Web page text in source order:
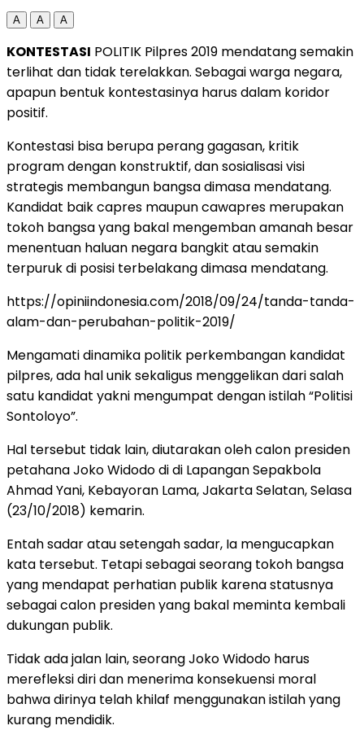
A A A
KONTESTASI POLITIK Pilpres 2019 mendatang semakin
terlihat dan tidak terelakkan. Sebagai warga negara,
apapun bentuk kontestasinya harus dalam koridor
positif.
Kontestasi bisa berupa perang gagasan, kritik
program dengan konstruktif, dan sosialisasi visi
strategis membangun bangsa dimasa mendatang.
Kandidat baik capres maupun cawapres merupakan
tokoh bangsa yang bakal mengemban amanah besar
menentuan haluan negara bangkit atau semakin
terpuruk di posisi terbelakang dimasa mendatang.
https://opiniindonesia.com/2018/09/24/tanda-tanda-
alam-dan-perubahan-politik-2019/
Mengamati dinamika politik perkembangan kandidat
pilpres, ada hal unik sekaligus menggelikan dari salah
satu kandidat yakni mengumpat dengan istilah “Politisi
Sontoloyo”.
Hal tersebut tidak lain, diutarakan oleh calon presiden
petahana Joko Widodo di di Lapangan Sepakbola
Ahmad Yani, Kebayoran Lama, Jakarta Selatan, Selasa
(23/10/2018) kemarin.
Entah sadar atau setengah sadar, Ia mengucapkan
kata tersebut. Tetapi sebagai seorang tokoh bangsa
yang mendapat perhatian publik karena statusnya
sebagai calon presiden yang bakal meminta kembali
dukungan publik.
Tidak ada jalan lain, seorang Joko Widodo harus
merefleksi diri dan menerima konsekuensi moral
bahwa dirinya telah khilaf menggunakan istilah yang
kurang mendidik.